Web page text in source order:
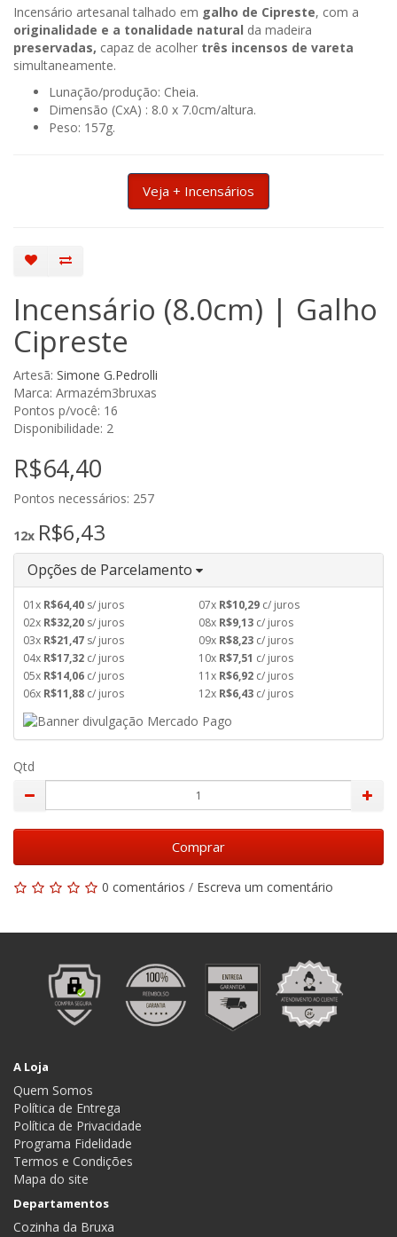
Incensário artesanal talhado em galho de Cipreste, com a
originalidade e a tonalidade natural da madeira
preservadas, capaz de acolher três incensos de vareta
simultaneamente.
Lunação/produção: Cheia.
Dimensão (CxA) : 8.0 x 7.0cm/altura.
Peso: 157g.
Veja + Incensários
Incensário (8.0cm) | Galho
Cipreste
Artesã: Simone G.Pedrolli
Marca: Armazém3bruxas
Pontos p/você: 16
Disponibilidade: 2
R$64,40
Pontos necessários: 257
12x R$6,43
Opções de Parcelamento
01x R$64,40 s/ juros
02x R$32,20 s/ juros
03x R$21,47 s/ juros
04x R$17,32 c/ juros
05x R$14,06 c/ juros
06x R$11,88 c/ juros
07x R$10,29 c/ juros
08x R$9,13 c/ juros
09x R$8,23 c/ juros
10x R$7,51 c/ juros
11x R$6,92 c/ juros
12x R$6,43 c/ juros
Qtd
Comprar
0 comentários / Escreva um comentário
A Loja
Quem Somos
Política de Entrega
Política de Privacidade
Programa Fidelidade
Termos e Condições
Mapa do site
Departamentos
Cozinha da Bruxa